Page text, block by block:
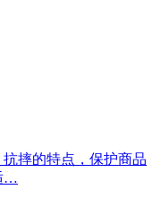
摔的特点，保护商品
…